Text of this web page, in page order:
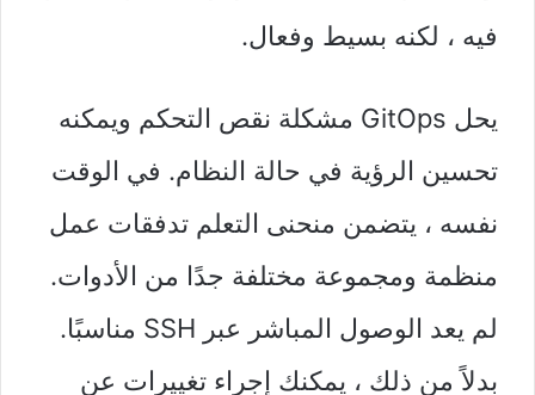
فيه ، لكنه بسيط وفعال.
يحل GitOps مشكلة نقص التحكم ويمكنه
تحسين الرؤية في حالة النظام. في الوقت
نفسه ، يتضمن منحنى التعلم تدفقات عمل
منظمة ومجموعة مختلفة جدًا من الأدوات.
لم يعد الوصول المباشر عبر SSH مناسبًا.
بدلاً من ذلك ، يمكنك إجراء تغييرات عن